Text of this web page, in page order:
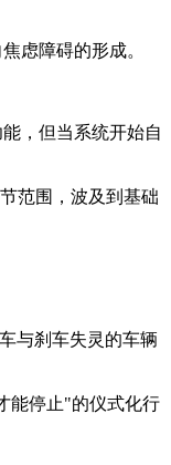
虑障碍的形成。
，但当系统开始自
范围，波及到基础
与刹车失灵的车辆
能停止"的仪式化行